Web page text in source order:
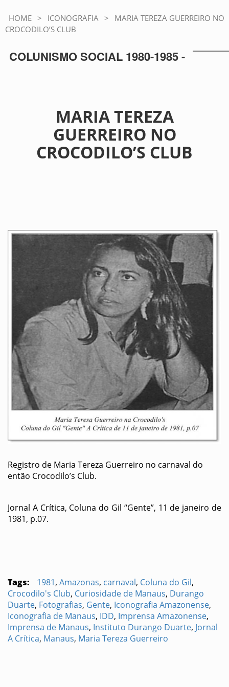
HOME > ICONOGRAFIA >
MARIA TEREZA GUERREIRO NO
CROCODILO’S CLUB
COLUNISMO SOCIAL 1980-1985 -
MARIA TEREZA
GUERREIRO NO
CROCODILO’S CLUB
Registro de Maria Tereza Guerreiro no carnaval do
então Crocodilo’s Club.
Jornal A Crítica, Coluna do Gil “Gente”, 11 de janeiro de
1981, p.07.
Tags: 1981, Amazonas, carnaval, Coluna do Gil,
Crocodilo's Club, Curiosidade de Manaus, Durango
Duarte, Fotografias, Gente, Iconografia Amazonense,
Iconografia de Manaus, IDD, Imprensa Amazonense,
Imprensa de Manaus, Instituto Durango Duarte, Jornal
A Crítica, Manaus, Maria Tereza Guerreiro